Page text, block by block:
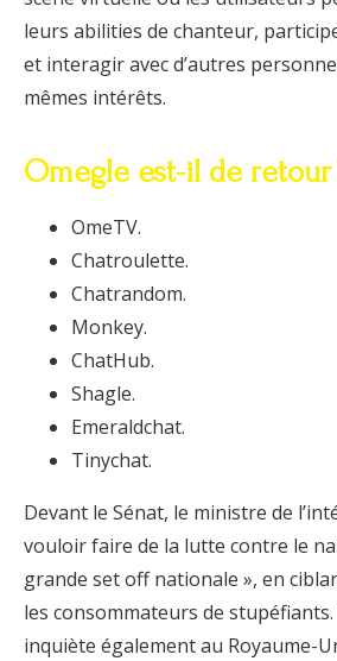
leurs abilities de chanteur,
et interagir avec d’autres
mêmes intérêts.
Omegle est-il de retour
OmeTV.
Chatroulette.
Chatrandom.
Monkey.
ChatHub.
Shagle.
Emeraldchat.
Tinychat.
Devant le Sénat, le ministre de
vouloir faire de la lutte contre le
grande set off nationale », en
les consommateurs de
inquiète également au Royaume-